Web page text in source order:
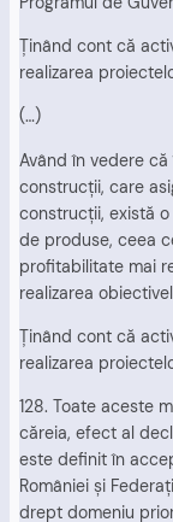
Ţinând cont că
realizarea
(…)
Având în vedere
construcţii, care
construcţii, există
de produse, ceea
profitabilitate mai
realizarea
Ţinând cont că
realizarea
128. Toate aceste
căreia, efect al
este definit în
României şi
drept domeniu